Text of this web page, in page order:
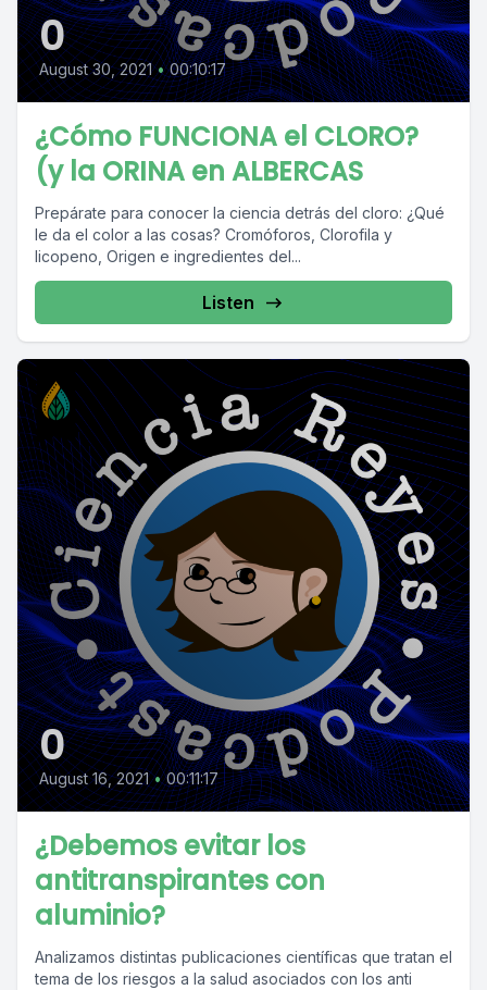
0
August 30, 2021 • 00:10:17
¿Cómo FUNCIONA el CLORO?
(y la ORINA en ALBERCAS
Prepárate para conocer la ciencia detrás del cloro: ¿Qué
le da el color a las cosas? Cromóforos, Clorofila y
licopeno, Origen e ingredientes del...
Listen
0
August 16, 2021 • 00:11:17
¿Debemos evitar los
antitranspirantes con
aluminio?
Analizamos distintas publicaciones científicas que tratan el
tema de los riesgos a la salud asociados con los anti